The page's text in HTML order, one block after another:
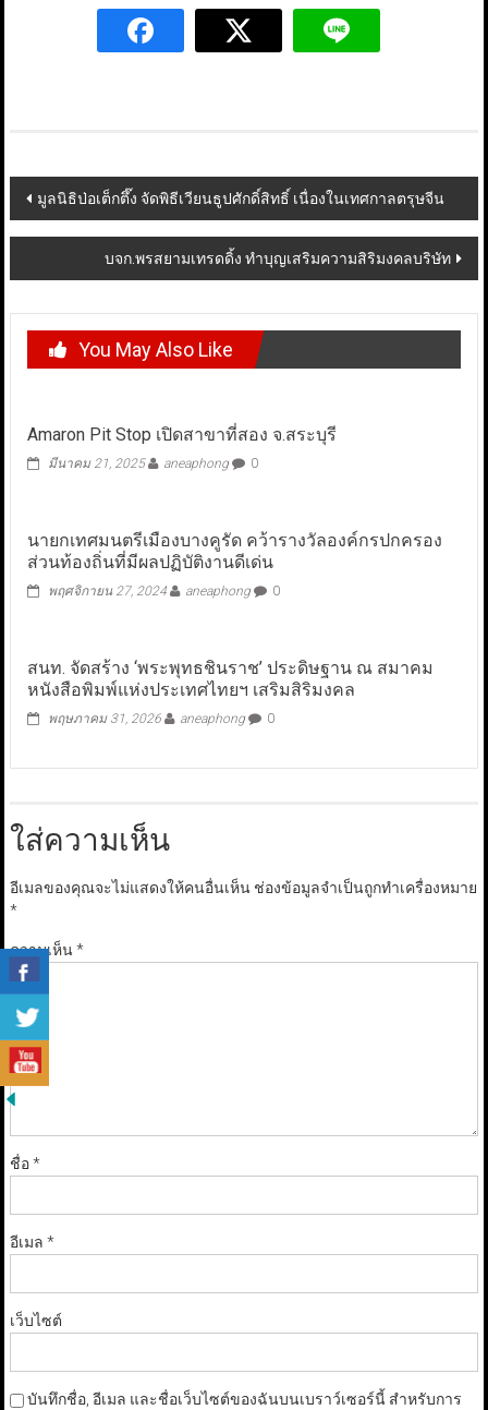
Post
navigation
มูลนิธิป่อเต็กตึ๊ง จัดพิธีเวียนธูปศักดิ์สิทธิ์ เนื่องในเทศกาลตรุษจีน
บจก.พรสยามเทรดดิ้ง ทำบุญเสริมความสิริมงคลบริษัท
You May Also Like
Amaron Pit Stop เปิดสาขาที่สอง จ.สระบุรี
มีนาคม 21, 2025 aneaphong 0
นายกเทศมนตรีเมืองบางคูรัด คว้ารางวัลองค์กรปกครอง
ส่วนท้องถิ่นที่มีผลปฏิบัติงานดีเด่น
พฤศจิกายน 27, 2024 aneaphong 0
สนท. จัดสร้าง ‘พระพุทธชินราช’ ประดิษฐาน ณ สมาคม
หนังสือพิมพ์แห่งประเทศไทยฯ เสริมสิริมงคล
พฤษภาคม 31, 2026 aneaphong 0
ใส่ความเห็น
อีเมลของคุณจะไม่แสดงให้คนอื่นเห็น ช่องข้อมูลจำเป็นถูกทำเครื่องหมาย
*
ความเห็น*
ชื่อ*
อีเมล *
เว็บไซต์
บันทึกชื่อ, อีเมล และชื่อเว็บไซต์ของฉันบนเบราว์เซอร์นี้ สำหรับการ